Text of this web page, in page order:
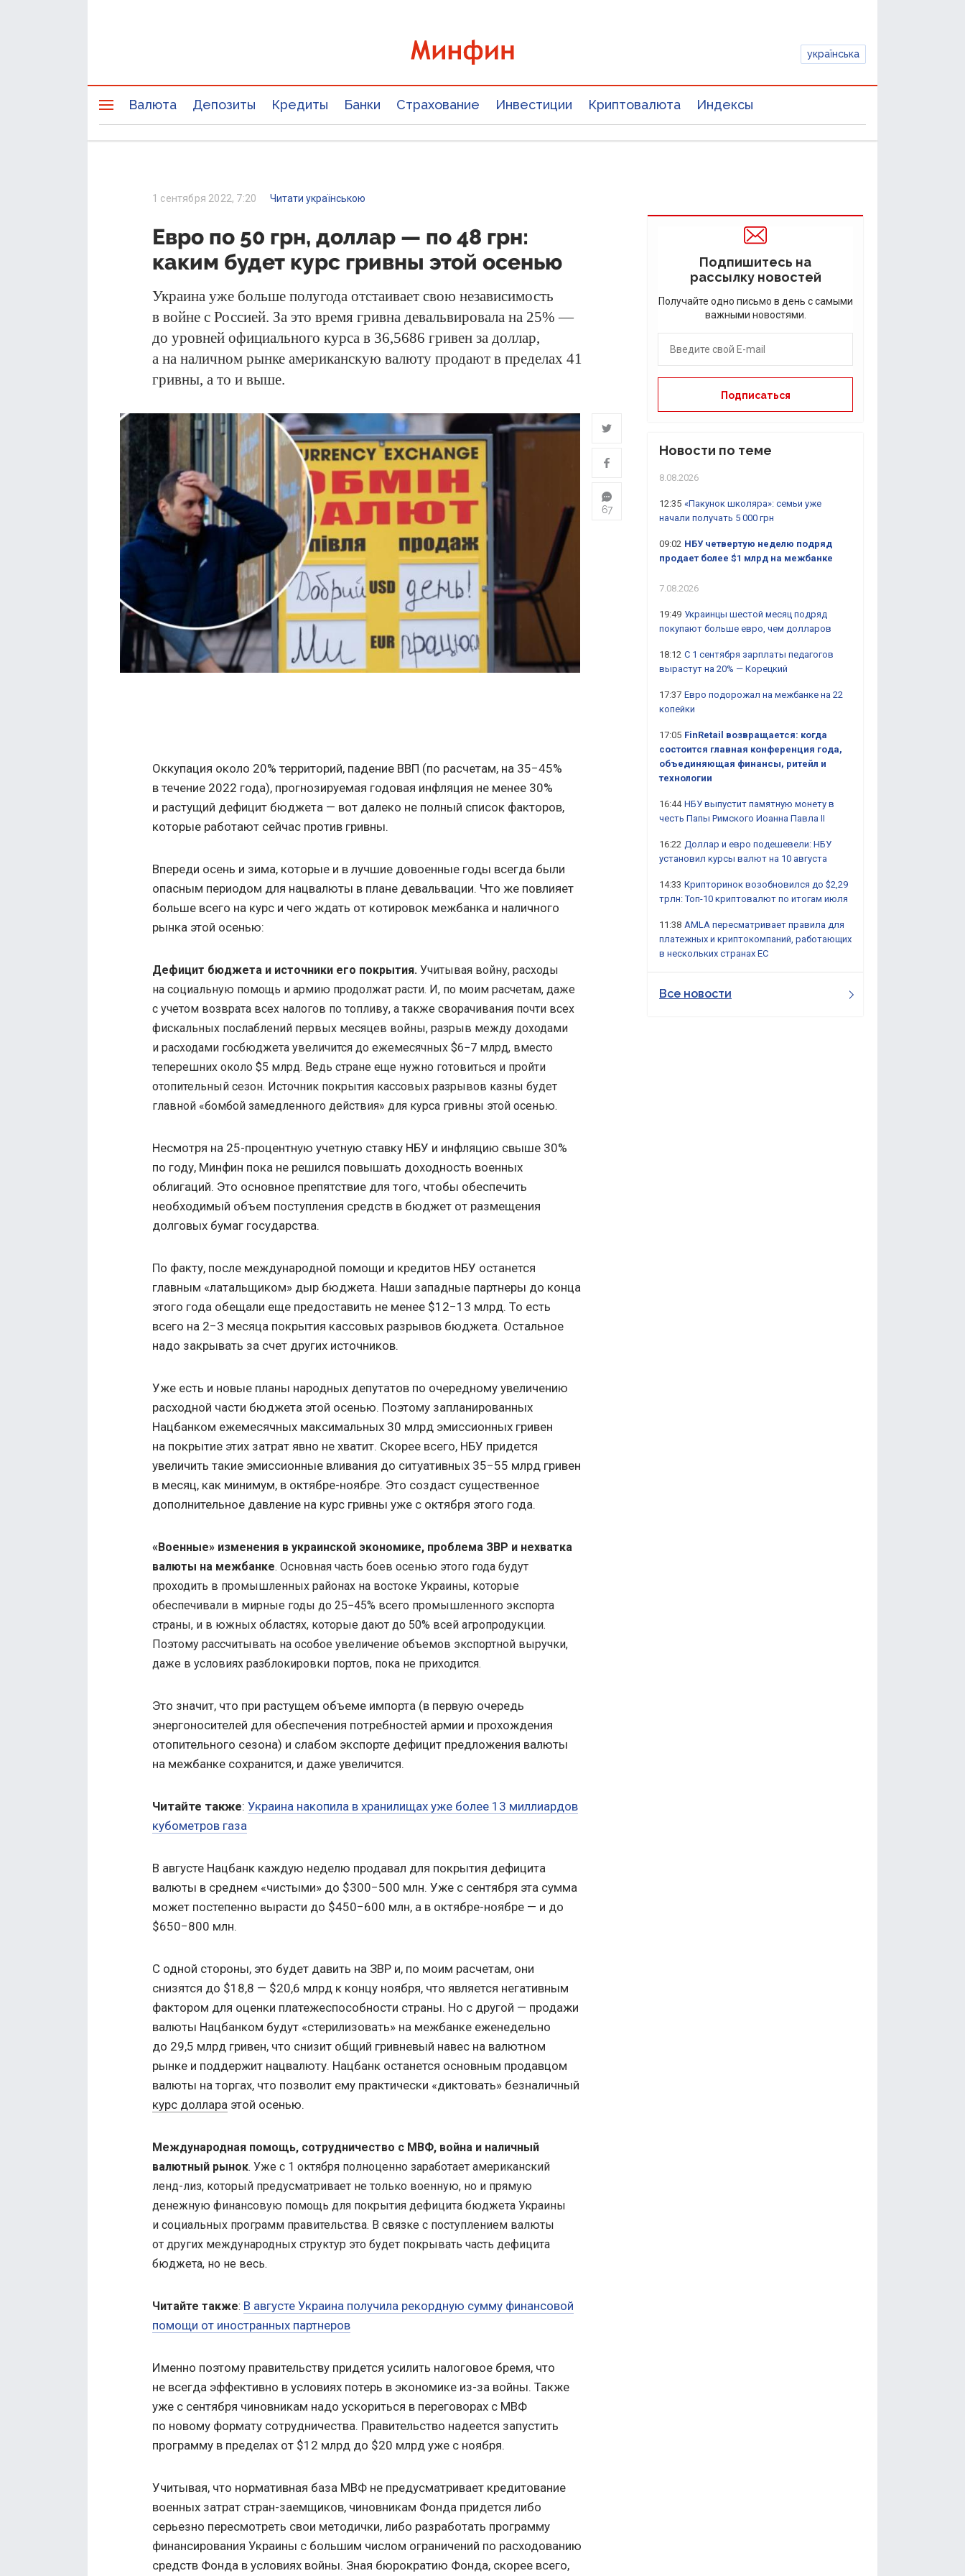
українська
Валюта Депозиты Кредиты Банки Страхование Инвестиции Криптовалюта Индексы
1 сентября 2022, 7:20 Читати українською
Евро по 50 грн, доллар — по 48 грн:
каким будет курс гривны этой осенью
Украина уже больше полугода отстаивает свою независимость
в войне с Россией. За это время гривна девальвировала на 25% —
до уровней официального курса в 36,5686 гривен за доллар,
а на наличном рынке американскую валюту продают в пределах 41
гривны, а то и выше.
67
Оккупация около 20% территорий, падение ВВП (по расчетам, на 35−45%
в течение 2022 года), прогнозируемая годовая инфляция не менее 30%
и растущий дефицит бюджета — вот далеко не полный список факторов,
которые работают сейчас против гривны.
Впереди осень и зима, которые и в лучшие довоенные годы всегда были
опасным периодом для нацвалюты в плане девальвации. Что же повлияет
больше всего на курс и чего ждать от котировок межбанка и наличного
рынка этой осенью:
Дефицит бюджета и источники его покрытия. Учитывая войну, расходы
на социальную помощь и армию продолжат расти. И, по моим расчетам, даже
с учетом возврата всех налогов по топливу, а также сворачивания почти всех
фискальных послаблений первых месяцев войны, разрыв между доходами
и расходами госбюджета увеличится до ежемесячных $6−7 млрд, вместо
теперешних около $5 млрд. Ведь стране еще нужно готовиться и пройти
отопительный сезон. Источник покрытия кассовых разрывов казны будет
главной «бомбой замедленного действия» для курса гривны этой осенью.
Несмотря на 25-процентную учетную ставку НБУ и инфляцию свыше 30%
по году, Минфин пока не решился повышать доходность военных
облигаций. Это основное препятствие для того, чтобы обеспечить
необходимый объем поступления средств в бюджет от размещения
долговых бумаг государства.
По факту, после международной помощи и кредитов НБУ останется
главным «латальщиком» дыр бюджета. Наши западные партнеры до конца
этого года обещали еще предоставить не менее $12−13 млрд. То есть
всего на 2−3 месяца покрытия кассовых разрывов бюджета. Остальное
надо закрывать за счет других источников.
Уже есть и новые планы народных депутатов по очередному увеличению
расходной части бюджета этой осенью. Поэтому запланированных
Нацбанком ежемесячных максимальных 30 млрд эмиссионных гривен
на покрытие этих затрат явно не хватит. Скорее всего, НБУ придется
увеличить такие эмиссионные вливания до ситуативных 35−55 млрд гривен
в месяц, как минимум, в октябре-ноябре. Это создаст существенное
дополнительное давление на курс гривны уже с октября этого года.
«Военные» изменения в украинской экономике, проблема ЗВР и нехватка
валюты на межбанке. Основная часть боев осенью этого года будут
проходить в промышленных районах на востоке Украины, которые
обеспечивали в мирные годы до 25−45% всего промышленного экспорта
страны, и в южных областях, которые дают до 50% всей агропродукции.
Поэтому рассчитывать на особое увеличение объемов экспортной выручки,
даже в условиях разблокировки портов, пока не приходится.
Это значит, что при растущем объеме импорта (в первую очередь
энергоносителей для обеспечения потребностей армии и прохождения
отопительного сезона) и слабом экспорте дефицит предложения валюты
на межбанке сохранится, и даже увеличится.
Читайте также: Украина накопила в хранилищах уже более 13 миллиардов
кубометров газа
В августе Нацбанк каждую неделю продавал для покрытия дефицита
валюты в среднем «чистыми» до $300−500 млн. Уже с сентября эта сумма
может постепенно вырасти до $450−600 млн, а в октябре-ноябре — и до
$650−800 млн.
С одной стороны, это будет давить на ЗВР и, по моим расчетам, они
снизятся до $18,8 — $20,6 млрд к концу ноября, что является негативным
фактором для оценки платежеспособности страны. Но с другой — продажи
валюты Нацбанком будут «стерилизовать» на межбанке еженедельно
до 29,5 млрд гривен, что снизит общий гривневый навес на валютном
рынке и поддержит нацвалюту. Нацбанк останется основным продавцом
валюты на торгах, что позволит ему практически «диктовать» безналичный
курс доллара этой осенью.
Международная помощь, сотрудничество с МВФ, война и наличный
валютный рынок. Уже с 1 октября полноценно заработает американский
ленд-лиз, который предусматривает не только военную, но и прямую
денежную финансовую помощь для покрытия дефицита бюджета Украины
и социальных программ правительства. В связке с поступлением валюты
от других международных структур это будет покрывать часть дефицита
бюджета, но не весь.
Читайте также: В августе Украина получила рекордную сумму финансовой
помощи от иностранных партнеров
Именно поэтому правительству придется усилить налоговое бремя, что
не всегда эффективно в условиях потерь в экономике из-за войны. Также
уже с сентября чиновникам надо ускориться в переговорах с МВФ
по новому формату сотрудничества. Правительство надеется запустить
программу в пределах от $12 млрд до $20 млрд уже с ноября.
Учитывая, что нормативная база МВФ не предусматривает кредитование
военных затрат стран-заемщиков, чиновникам Фонда придется либо
серьезно пересмотреть свои методички, либо разработать программу
финансирования Украины с большим числом ограничений по расходованию
средств Фонда в условиях войны. Зная бюрократию Фонда, скорее всего,
Подпишитесь на
рассылку новостей
Получайте одно письмо в день с самыми
важными новостями.
Новости по теме
8.08.2026
12:35 «Пакунок школяра»: семьи уже
начали получать 5 000 грн
09:02 НБУ четвертую неделю подряд
продает более $1 млрд на межбанке
7.08.2026
19:49 Украинцы шестой месяц подряд
покупают больше евро, чем долларов
18:12 С 1 сентября зарплаты педагогов
вырастут на 20% — Корецкий
17:37 Евро подорожал на межбанке на 22
копейки
17:05 FinRetail возвращается: когда
состоится главная конференция года,
объединяющая финансы, ритейл и
технологии
16:44 НБУ выпустит памятную монету в
честь Папы Римского Иоанна Павла II
16:22 Доллар и евро подешевели: НБУ
установил курсы валют на 10 августа
14:33 Крипторинок возобновился до $2,29
трлн: Топ-10 криптовалют по итогам июля
11:38 AMLA пересматривает правила для
платежных и криптокомпаний, работающих
в нескольких странах ЕС
Все новости